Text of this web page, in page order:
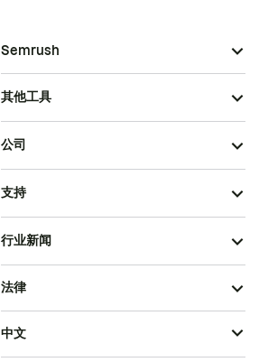
Semrush
其他工具
公司
支持
行业新闻
法律
中文